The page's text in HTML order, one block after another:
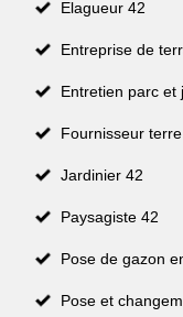
Elagueur 42
Entreprise de
Entretien parc et
Fournisseur
Jardinier 42
Paysagiste 42
Pose de gazon
Pose et